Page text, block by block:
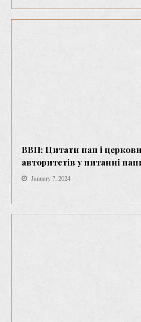
ВВП: Цитати пап і
авторитетів у питанні
January 7, 2024